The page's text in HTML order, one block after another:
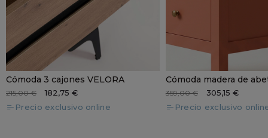
Cómoda 3 cajones VELORA
215,00 €
182,75 €
Precio exclusivo online
Cómoda madera de
359,00 €
305,15 €
Precio exclusivo